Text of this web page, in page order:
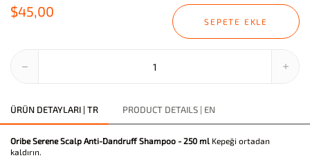
$45,00
SEPETE EKLE
ÜRÜN DETAYLARI | TR PRODUCT DETAILS | EN
Oribe Serene Scalp Anti-Dandruff Shampoo - 250 ml Kepeği ortadan
kaldırın.